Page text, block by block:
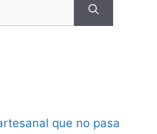
que no pasa